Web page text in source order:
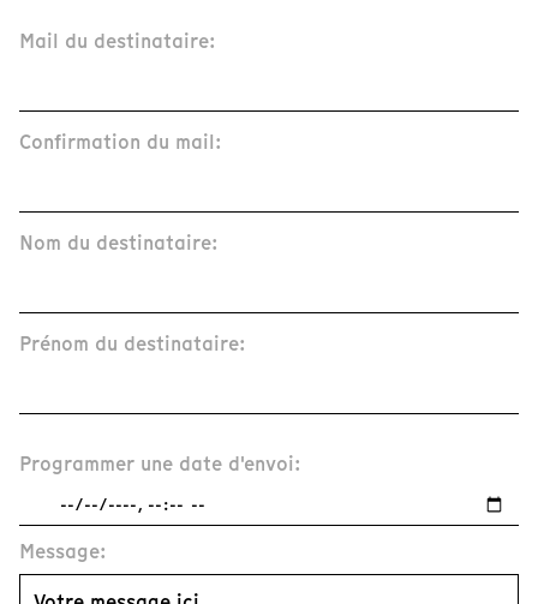
Mail du destinataire:
Confirmation du mail:
Nom du destinataire:
Prénom du destinataire:
Programmer une date d'envoi:
Message: